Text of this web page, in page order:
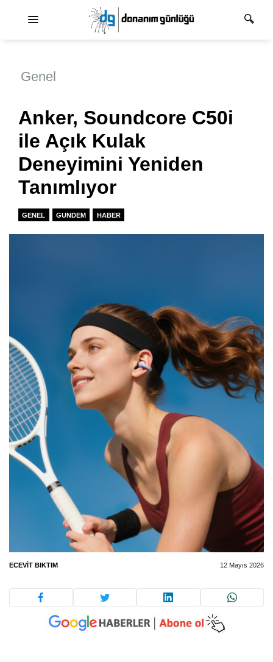
Genel
Anker, Soundcore C50i
ile Açık Kulak
Deneyimini Yeniden
Tanımlıyor
GENEL GUNDEM HABER
ECEVIT BIKTIM 12 Mayıs 2026